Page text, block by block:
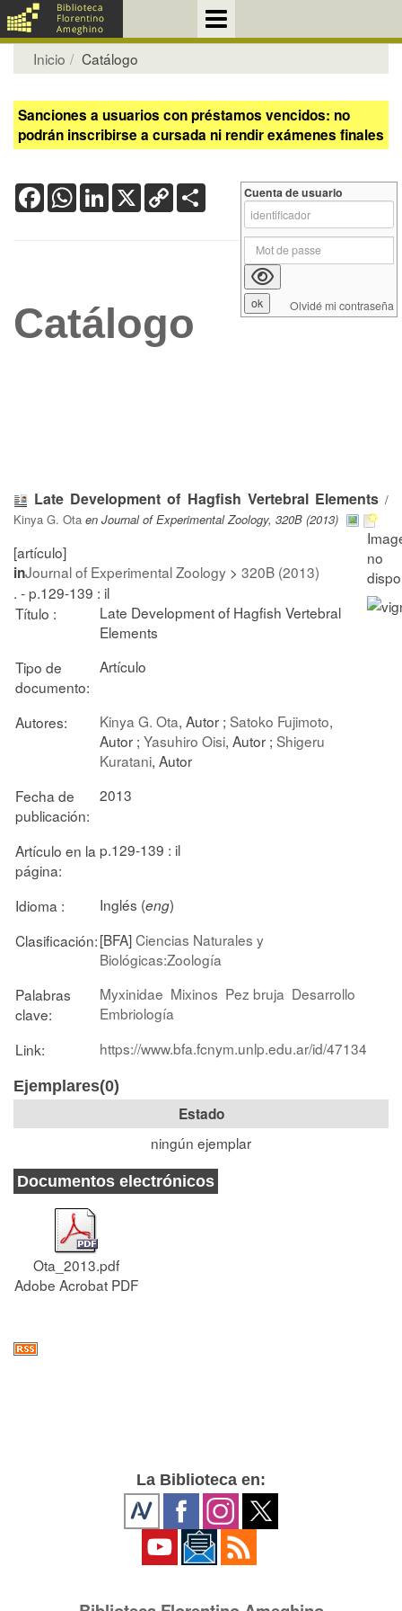
Inicio Catálogo
Sanciones a usuarios con préstamos vencidos: no
podrán inscribirse a cursada ni rendir exámenes finales
FacebookWhatsApp
LinkedIn
X Copy
Link
Catálogo
Late Development of Hagfish Vertebral Elements/
Kinya G. Ota en Journal of Experimental Zoology, 320B (2013)
[artículo]
inJournal of Experimental Zoology > 320B (2013)
. - p.129-139 : il
Título :
Late Development of Hagfish Vertebral
Elements
Tipo de
documento:
Artículo
Autores: Kinya G. Ota, Autor ; Satoko Fujimoto,
Autor ; Yasuhiro Oisi, Autor ; Shigeru
Kuratani, Autor
Fecha de
publicación:
2013
Artículo en la
página:
p.129-139 : il
Idioma : Inglés (eng)
Clasificación:[BFA]Ciencias Naturales y
Biológicas:Zoología
Palabras
clave:
Myxinidae Mixinos Pez bruja Desarrollo
Embriología
Link:
https://www.bfa.fcnym.unlp.edu.ar/id/47134
Ejemplares(0)
Estado
ningún ejemplar
Documentos electrónicos
Ota_2013.pdf
Adobe Acrobat PDF
Cuenta de usuario
Olvidé mi contraseña
La Biblioteca en: